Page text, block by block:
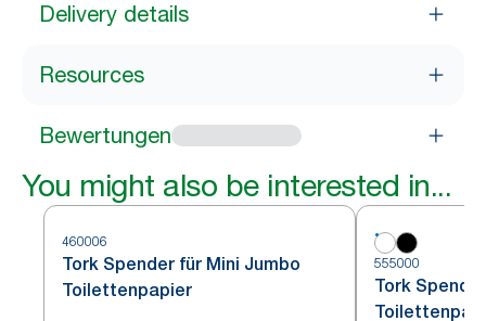
Delivery details
Resources
Bewertungen
You might also be interested in...
460006
Tork Spender für Mini Jumbo
Toilettenpapier
555000
Tork